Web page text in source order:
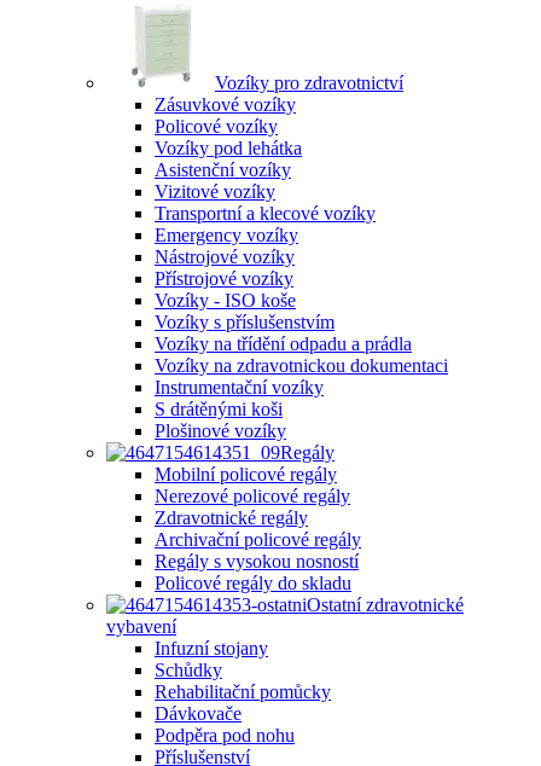
Vozíky pro zdravotnictví
Zásuvkové vozíky
Policové vozíky
Vozíky pod lehátka
Asistenční vozíky
Vizitové vozíky
Transportní a klecové vozíky
Emergency vozíky
Nástrojové vozíky
Přístrojové vozíky
Vozíky - ISO koše
Vozíky s příslušenstvím
Vozíky na třídění odpadu a prádla
Vozíky na zdravotnickou dokumentaci
Instrumentační vozíky
S drátěnými koši
Plošinové vozíky
Regály
Mobilní policové regály
Nerezové policové regály
Zdravotnické regály
Archivační policové regály
Regály s vysokou nosností
Policové regály do skladu
Ostatní zdravotnické
vybavení
Infuzní stojany
Schůdky
Rehabilitační pomůcky
Dávkovače
Podpěra pod nohu
Příslušenství